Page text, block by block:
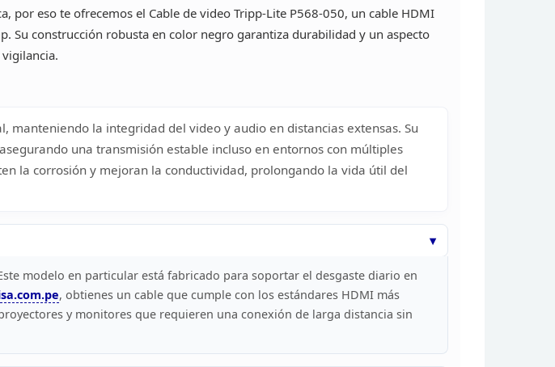
por eso te ofrecemos el Cable de video Tripp-Lite P568-050, un cable HDMI
Su construcción robusta en color negro garantiza durabilidad y un aspecto
vigilancia.
manteniendo la integridad del video y audio en distancias extensas. Su
una transmisión estable incluso en entornos con múltiples
la corrosión y mejoran la conductividad, prolongando la vida útil del
modelo en particular está fabricado para soportar el desgaste diario en
, obtienes un cable que cumple con los estándares HDMI más
ymonitores que requieren una conexión de larga distancia sin